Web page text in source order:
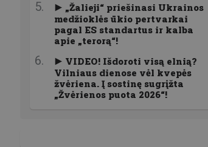
„Žalieji“ priešinasi Ukrainos
medžioklės ūkio pertvarkai
pagal ES standartus ir kalba
apie „terorą“!
VIDEO! Išdoroti visą elnią?
Vilniaus dienose vėl kvepės
žvėriena. Į sostinę sugrįžta
„Žvėrienos puota 2026“!